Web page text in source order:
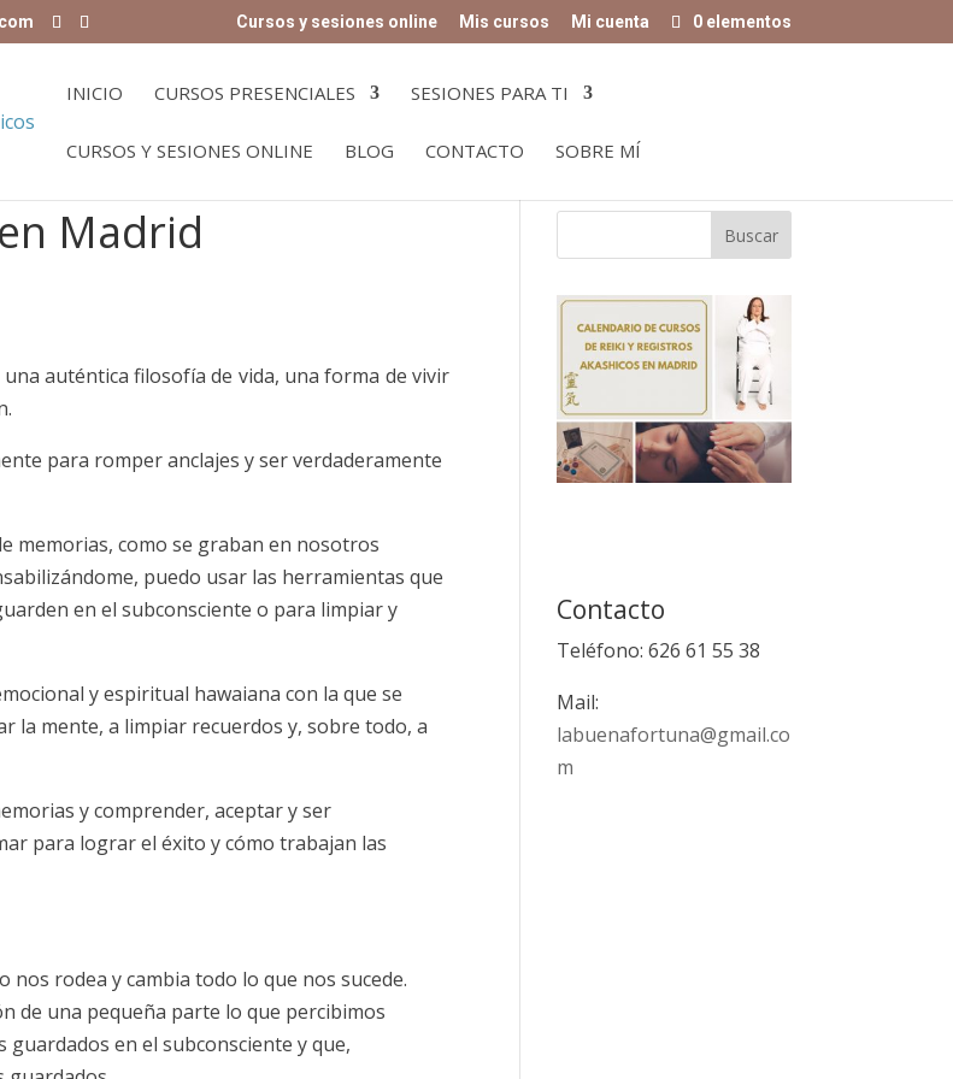
Cursos y sesiones online Mis cursos Mi cuenta 0 elementos
INICIO CURSOS PRESENCIALES SESIONES PARA TI
CURSOS Y SESIONES ONLINE BLOG CONTACTO SOBRE MÍ
Madrid
auténtica filosofía de vida, una forma de vivir
para romper anclajes y ser verdaderamente
memorias, como se graban en nosotros
puedo usar las herramientas que
en el subconsciente o para limpiar y
y espiritual hawaiana con la que se
la mente, a limpiar recuerdos y, sobre todo, a
y comprender, aceptar y ser
para lograr el éxito y cómo trabajan las
rodea y cambia todo lo que nos sucede.
de una pequeña parte lo que percibimos
en el subconsciente y que,
Contacto
Teléfono: 626 61 55 38
Mail:
labuenafortuna@gmail.co
m